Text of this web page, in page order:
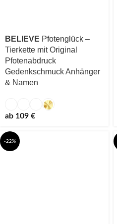
BELIEVE Pfotenglück –
Tierkette mit Original
Pfotenabdruck
Gedenkschmuck Anhänger
& Namen
ab 109 €
-22%